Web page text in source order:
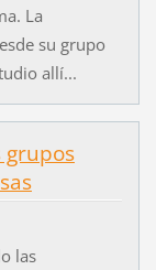
La
su grupo
allí...
grupos
las